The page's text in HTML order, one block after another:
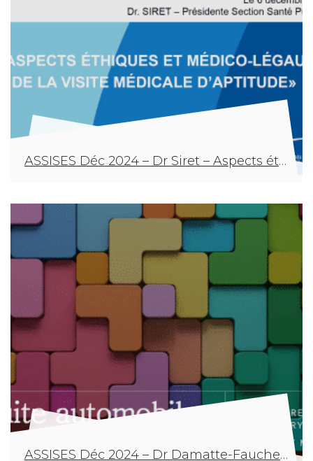
ASSISES Déc 2024 – Dr Siret – Aspects éthiques et médico-légaux de la visite d’aptitude à la conduite
ASSISES Déc 2024 – Dr Damatte-Fauchery – Conduite automobile et diabète